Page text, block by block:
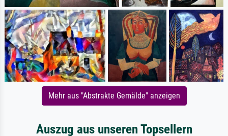
Mehr aus "Abstrakte Gemälde" anzeigen
Auszug aus unseren Topsellern